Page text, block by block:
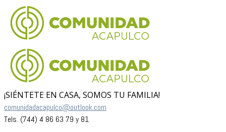
¡SIÉNTETE EN CASA, SOMOS TU FAMILIA!
comunidadacapulco@outlook.com
Tels. (744) 4 86 63 79 y 81